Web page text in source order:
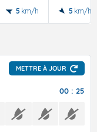
5 km/h 5 km/h
METTRE À JOUR
00 : 25